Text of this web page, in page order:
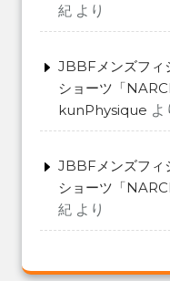
紀 より
JBBFメンズフィ
ショーツ「
kunPhysique よ
JBBFメンズフィ
ショーツ「
紀 より